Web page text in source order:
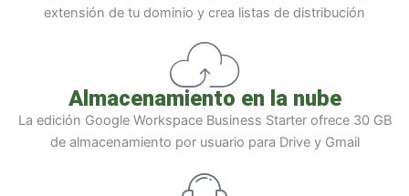
extensión de tu dominio y crea listas de distribución
Almacenamiento en la nube
La edición Google Workspace Business Starter ofrece 30 GB
de almacenamiento por usuario para Drive y Gmail